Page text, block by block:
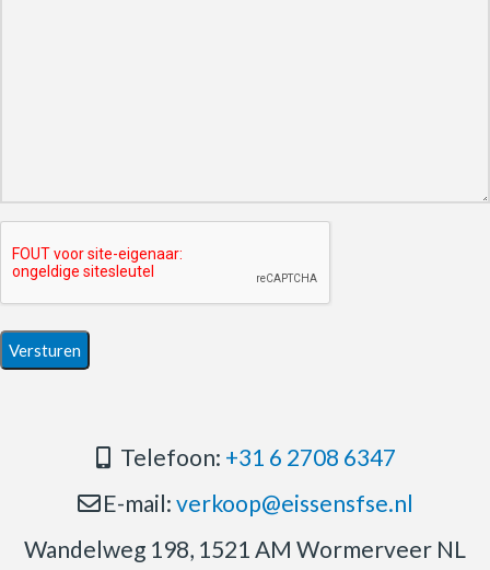
Telefoon: +31 6 2708 6347
E-mail: verkoop@eissensfse.nl
Wandelweg 198, 1521 AM Wormerveer NL